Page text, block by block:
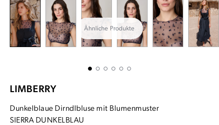
Ähnliche Produkte
LIMBERRY
Dunkelblaue Dirndlbluse mit Blumenmuster
SIERRA DUNKELBLAU